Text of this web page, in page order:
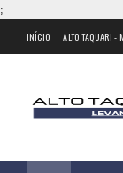
;
INÍCIO ALTO TAQUARI -